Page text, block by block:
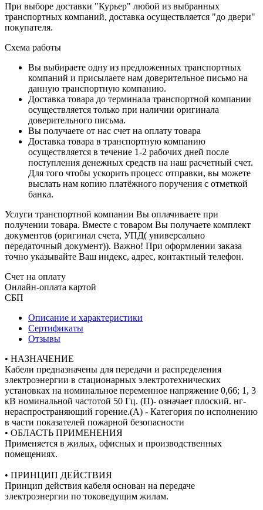
При выборе доставки "Курьер" любой из выбранных
транспортных компаний, доставка осуществляется "до двери"
покупателя.
Схема работы
Вы выбираете одну из предложенных транспортных
компаний и присылаете нам доверительное письмо на
данную транспортную компанию.
Доставка товара до терминала транспортной компании
осуществляется только при наличии оригинала
доверительного письма.
Вы получаете от нас счет на оплату товара
Доставка товара в транспортную компанию
осуществляется в течение 1-2 рабочих дней после
поступления денежных средств на наш расчетный счет.
Для того чтобы ускорить процесс отправки, вы можете
выслать нам копию платёжного поручения с отметкой
банка.
Услуги транспортной компании Вы оплачиваете при
получении товара. Вместе с товаром Вы получаете комплект
документов (оригинал счета, УПД( универсально
передаточный документ)). Важно! При оформлении заказа
точно указывайте Ваш индекс, адрес, контактный телефон.
Счет на оплату
Онлайн-оплата картой
СБП
Описание и характеристики
Сертификаты
Отзывы
• НАЗНАЧЕНИЕ
Кабели предназначены для передачи и распределения
электроэнергии в стационарных электротехнических
установках на номинальное переменное напряжение 0,66; 1, 3
кВ номинальной частотой 50 Гц. (П)- означает плоский. нг-
нераспространяющий горение.(А) - Категория по исполнению
в части показателей пожарной безопасности
• ОБЛАСТЬ ПРИМЕНЕНИЯ
Применяется в жилых, офисных и производственных
помещениях.
• ПРИНЦИП ДЕЙСТВИЯ
Принцип действия кабеля основан на передаче
электроэнергии по токоведущим жилам.